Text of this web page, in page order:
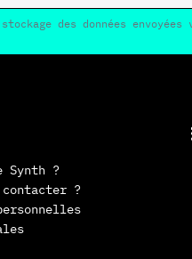
des données envoyées
Synth ?
contacter ?